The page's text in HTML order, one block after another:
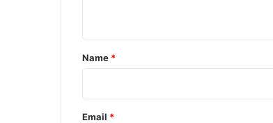
*
Name *
Email *